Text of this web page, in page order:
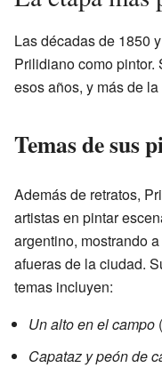
Las décadas de 1850
Prilidiano como pintor.
esos años, y más de
Temas de sus
Además de retratos,
artistas en pintar
argentino, mostrando
afueras de la ciudad.
temas incluyen:
Un alto en el campo
Capataz y peón de